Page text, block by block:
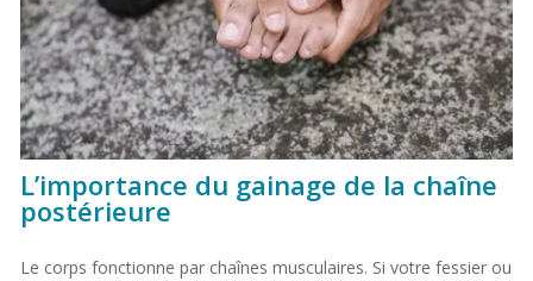
L’importance du gainage de la chaîne
postérieure
Le corps fonctionne par chaînes musculaires. Si votre fessier ou